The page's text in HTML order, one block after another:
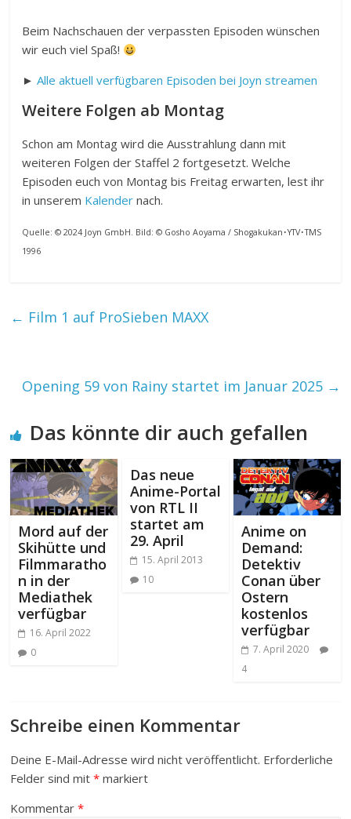
Beim Nachschauen der verpassten Episoden wünschen
wir euch viel Spaß!
►Alle aktuell verfügbaren Episoden bei Joyn streamen
Weitere Folgen ab Montag
Schon am Montag wird die Ausstrahlung dann mit
weiteren Folgen der Staffel 2 fortgesetzt. Welche
Episoden euch von Montag bis Freitag erwarten, lest ihr
in unserem Kalender nach.
Quelle: © 2024 Joyn GmbH. Bild: © Gosho Aoyama / Shogakukan･YTV･TMS
1996
← Film 1 auf ProSieben MAXX
Opening 59 von Rainy startet im Januar 2025 →
Das könnte dir auch gefallen
Mord auf der
Skihütte und
Filmmaratho
n in der
Mediathek
verfügbar
16. April 2022
0
Das neue
Anime-Portal
von RTL II
startet am
29. April
15. April 2013
10
Anime on
Demand:
Detektiv
Conan über
Ostern
kostenlos
verfügbar
7. April 2020
4
Schreibe einen Kommentar
Deine E-Mail-Adresse wird nicht veröffentlicht. Erforderliche
Felder sind mit* markiert
Kommentar*